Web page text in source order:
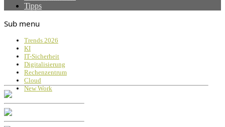
Tipps
Sub menu
Trends 2026
KI
IT-Sicherheit
Digitalisierung
Rechenzentrum
Cloud
New Work